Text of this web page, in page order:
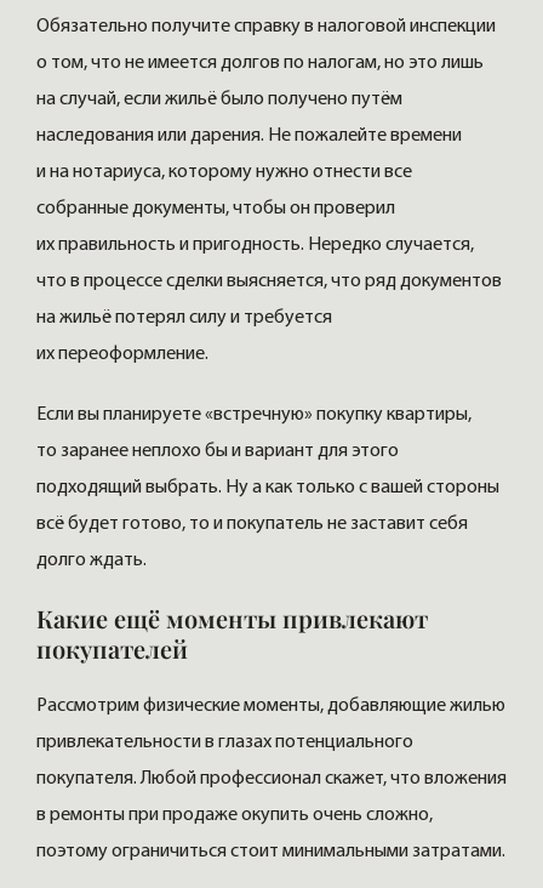
Обязательно получите справку в налоговой инспекции
о том, что не имеется долгов по налогам, но это лишь
на случай, если жильё было получено путём
наследования или дарения. Не пожалейте времени
и на нотариуса, которому нужно отнести все
собранные документы, чтобы он проверил
их правильность и пригодность. Нередко случается,
что в процессе сделки выясняется, что ряд документов
на жильё потерял силу и требуется
их переоформление.
Если вы планируете «встречную» покупку квартиры,
то заранее неплохо бы и вариант для этого
подходящий выбрать. Ну а как только с вашей стороны
всё будет готово, то и покупатель не заставит себя
долго ждать.
Какие ещё моменты привлекают
покупателей
Рассмотрим физические моменты, добавляющие жилью
привлекательности в глазах потенциального
покупателя. Любой профессионал скажет, что вложения
в ремонты при продаже окупить очень сложно,
поэтому ограничиться стоит минимальными затратами.